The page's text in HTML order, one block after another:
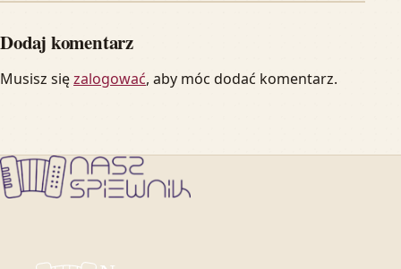
Dodaj komentarz
Musisz sięzalogować, aby móc dodać komentarz.